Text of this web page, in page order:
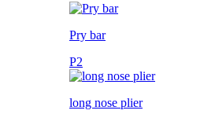
Pry bar
P2
long nose plier